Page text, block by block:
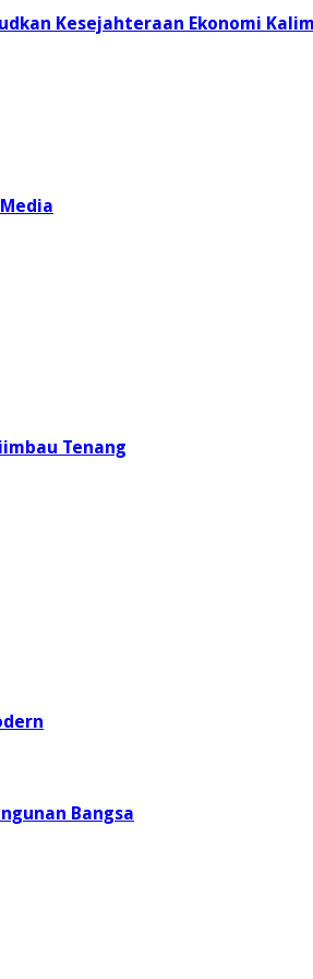
Kesejahteraan Ekonomi
Tenang
Bangsa